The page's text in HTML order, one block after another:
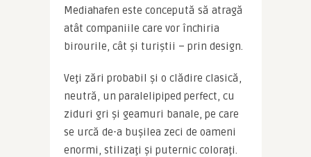
Mediahafen este concepută să atragă
atât companiile care vor închiria
birourile, cât și turiștii – prin design.
Veţi zări probabil și o clădire clasică,
neutră, un paralelipiped perfect, cu
ziduri gri și geamuri banale, pe care
se urcă de-a bușilea zeci de oameni
enormi, stilizaţi și puternic coloraţi.